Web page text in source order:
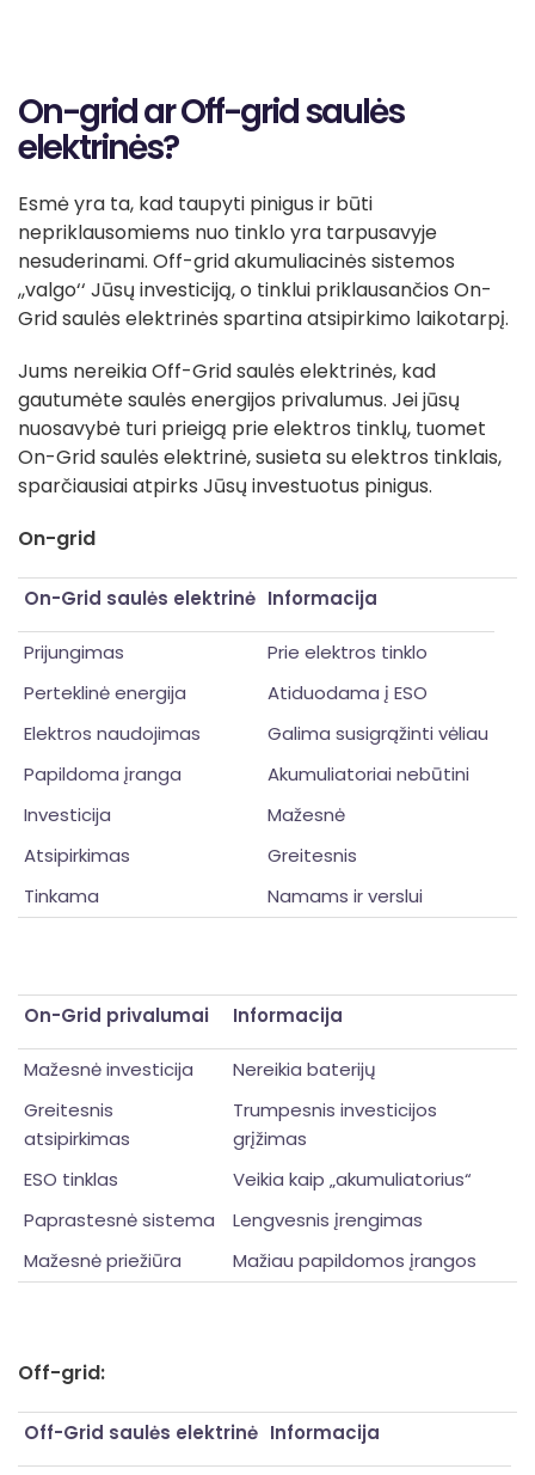
On-grid ar Off-grid saulės
elektrinės?
Esmė yra ta, kad taupyti pinigus ir būti
nepriklausomiems nuo tinklo yra tarpusavyje
nesuderinami. Off-grid akumuliacinės sistemos
,,valgo‘‘ Jūsų investiciją, o tinklui priklausančios On-
Grid saulės elektrinės spartina atsipirkimo laikotarpį.
Jums nereikia Off-Grid saulės elektrinės, kad
gautumėte saulės energijos privalumus. Jei jūsų
nuosavybė turi prieigą prie elektros tinklų, tuomet
On-Grid saulės elektrinė, susieta su elektros tinklais,
sparčiausiai atpirks Jūsų investuotus pinigus.
On-grid
On-Grid saulės elektrinė Informacija
Prijungimas
Prie elektros tinklo
Perteklinė energija
Atiduodama į ESO
Elektros naudojimas
Galima susigrąžinti vėliau
Papildoma įranga
Akumuliatoriai nebūtini
Investicija
Mažesnė
Atsipirkimas
Greitesnis
Tinkama
Namams ir verslui
On-Grid privalumai Informacija
Mažesnė investicija
Nereikia baterijų
Greitesnis
atsipirkimas
Trumpesnis investicijos
grįžimas
ESO tinklas
Veikia kaip „akumuliatorius“
Paprastesnė sistema
Lengvesnis įrengimas
Mažesnė priežiūra
Mažiau papildomos įrangos
Off-grid:
Off-Grid saulės elektrinė Informacija